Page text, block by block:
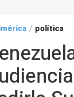
mérica / política